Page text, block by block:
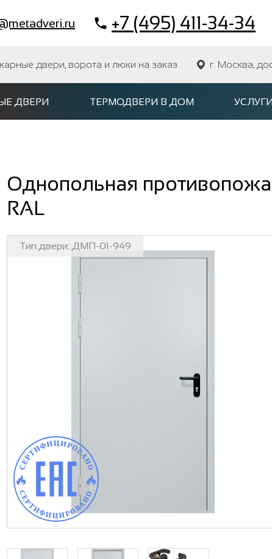
+7 (495) 411-34-34
двери, ворота и люки на заказ г. Москва,
ДВЕРИ ТЕРМОДВЕРИ В ДОМ
Однопольная
RAL
Тип двери: ДМП-01-949